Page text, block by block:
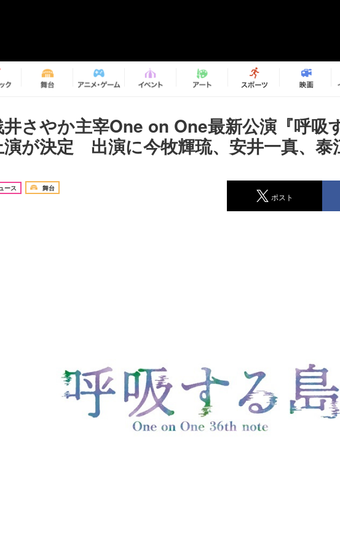
さやか主宰One on One最新公演『呼吸
演が決定 出演に今牧輝琉、安井一真、泰
ース 舞台
ポスト